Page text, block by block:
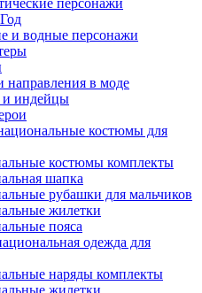
персонажи
и водные персонажи
направления в моде
и индейцы
костюмы для
костюмы комплекты
шапка
рубашки для мальчиков
жилетки
пояса
одежда для
наряды комплекты
жилетки